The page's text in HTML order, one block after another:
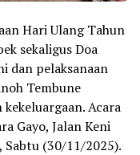
Hari Ulang Tahun
sekaligus Doa
dan pelaksanaan
Tembune
Acara
Gayo, Jalan Keni
Sabtu (30/11/2025).